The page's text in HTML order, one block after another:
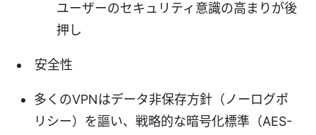
ユーザーのセキュリティ意識の高まりが後
押し
安全性
多くのVPNはデータ非保存方針（ノーログポ
リシー）を謳い、戦略的な暗号化標準（AES-